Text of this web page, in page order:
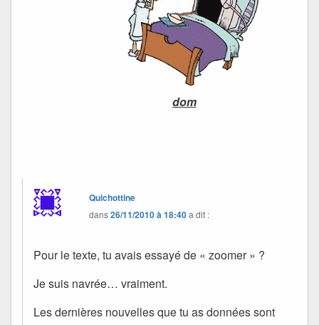
dom
Quichottine
dans26/11/2010 à 18:40a dit :
Pour le texte, tu avais essayé de « zoomer » ?
Je suis navrée… vraiment.
Les dernières nouvelles que tu as données sont